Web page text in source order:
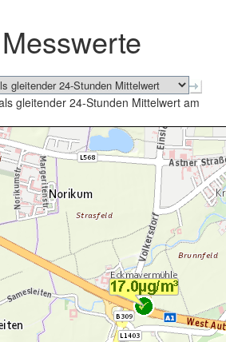
schließen
gleitender 24-Stunden Mittelwert am